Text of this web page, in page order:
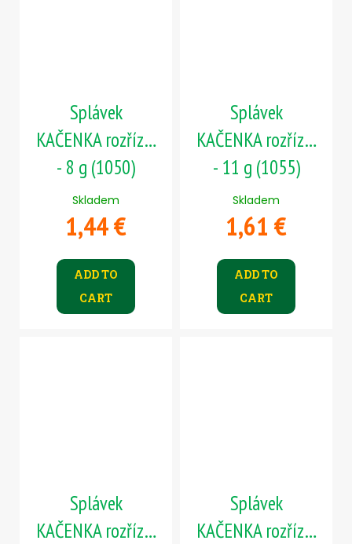
Splávek
KAČENKA rozřízlá
- 8 g (1050)
Skladem
1,44 €
ADD TO
CART
Splávek
KAČENKA rozřízlá
- 11 g (1055)
Skladem
1,61 €
ADD TO
CART
Splávek
KAČENKA rozřízlá
Splávek
KAČENKA rozřízlá